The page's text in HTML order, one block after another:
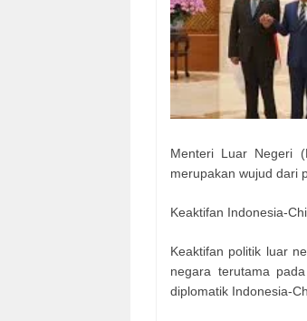
Menteri Luar Negeri
merupakan wujud dari
Keaktifan Indonesia-
Keaktifan politik luar
negara terutama
diplomatik Indonesia-